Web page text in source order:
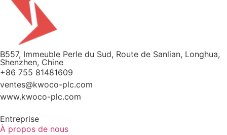
B557, Immeuble Perle du Sud, Route de Sanlian, Longhua,
Shenzhen, Chine
+86 755 81481609
ventes@kwoco-plc.com
www.kwoco-plc.com
Entreprise
À propos de nous